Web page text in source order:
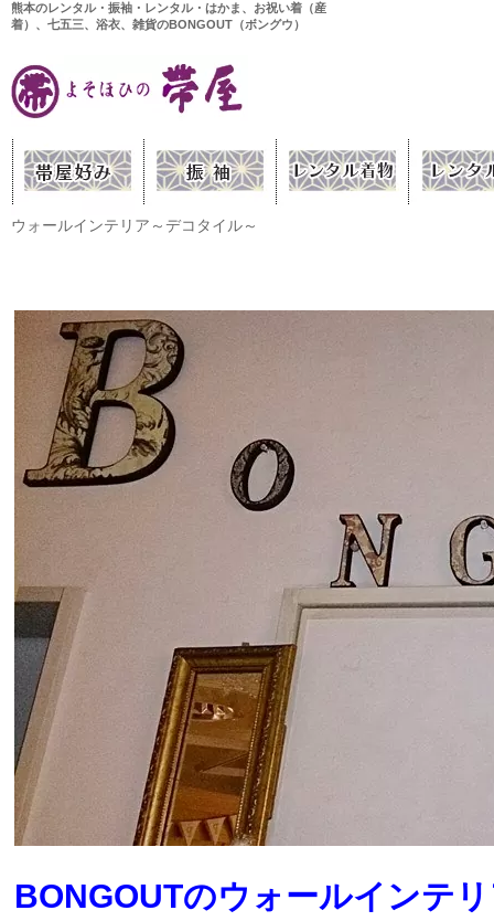
熊本のレンタル・振袖・レンタル・はかま、お祝い着（産
着）、七五三、浴衣、雑貨のBONGOUT（ボングウ）
ウォールインテリア～デコタイル～
BONGOUTのウォールインテ